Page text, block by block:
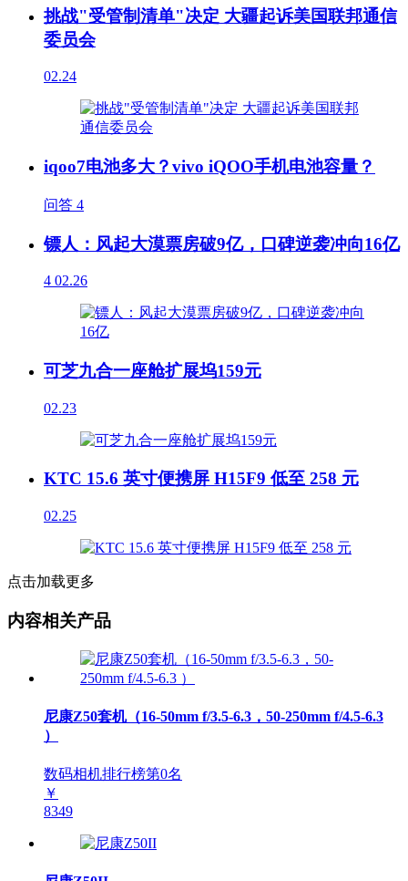
挑战"受管制清单"决定 大疆起诉美国联邦通信
委员会
02.24
iqoo7电池多大？vivo iQOO手机电池容量？
问答 4
镖人：风起大漠票房破9亿，口碑逆袭冲向16亿
4 02.26
可芝九合一座舱扩展坞159元
02.23
KTC 15.6 英寸便携屏 H15F9 低至 258 元
02.25
点击加载更多
内容相关产品
尼康Z50套机（16-50mm f/3.5-6.3，50-250mm f/4.5-6.3
）
数码相机排行榜第0名
￥
8349